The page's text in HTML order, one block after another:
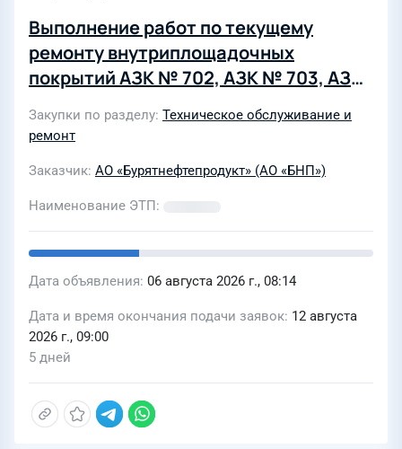
Выполнение работ по текущему
ремонту внутриплощадочных
покрытий АЗК № 702, АЗК № 703, АЗК
№ 704, АЗК № 706, АЗК № 38 АО
"Бурятнефтепродукт"
Закупки по разделу Техническое обслуживание и
ремонт
Заказчик АО «Бурятнефтепродукт» (АО «БНП»)
Наименование ЭТП
Дата объявления 06 августа 2026 г., 08:14
Дата и время окончания подачи заявок 12 августа
2026 г., 09:00
5 дней